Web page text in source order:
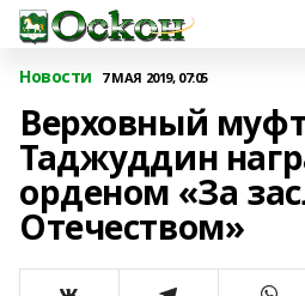
Новости 7 МАЯ 2019, 07:05
Верховный
Таджуддин
орденом «За
Отечеством»